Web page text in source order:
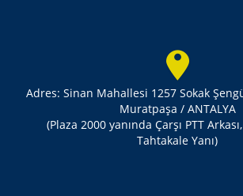
Adres: Sinan Mahallesi 1257 Sokak
Muratpaşa / ANTALYA
(Plaza 2000 yanında Çarşı PTT
Tahtakale Yanı)